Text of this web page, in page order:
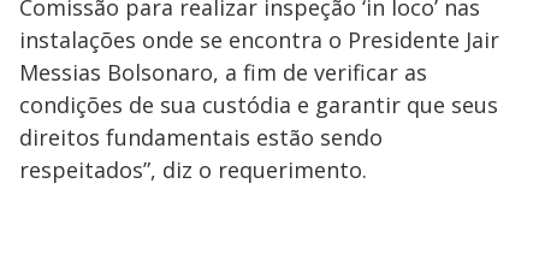
y
V
i
M
u
d
o
Comissão para realizar inspeção ‘in loco’ nas
instalações onde se encontra o Presidente Jair
Messias Bolsonaro, a fim de verificar as
condições de sua custódia e garantir que seus
direitos fundamentais estão sendo
respeitados”, diz o requerimento.